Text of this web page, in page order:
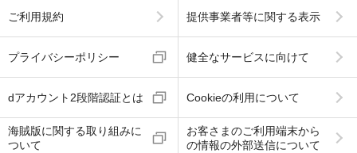
ご利用規約 提供事業者等に関する表示
プライバシーポリシー 健全なサービスに向けて
dアカウント2段階認証とは Cookieの利用について
海賊版に関する取り組みに
ついて
お客さまのご利用端末から
の情報の外部送信について